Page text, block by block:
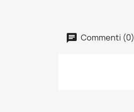
Commenti (0)